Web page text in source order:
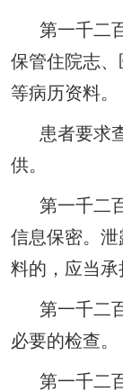
第一千二
保管住院志
等病历资料。
患者要求
供。
第一千二
信息保密。
料的，应当
第一千二
必要的检查。
第一千二